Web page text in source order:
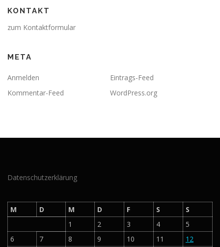
KONTAKT
zum Kontaktformular
META
Anmelden
Eintrags-Feed
Kommentar-Feed
WordPress.org
Datenschutzerklärung
M D M D F S
S
1
2 3 4
5
6
7 8 9 10 11
12